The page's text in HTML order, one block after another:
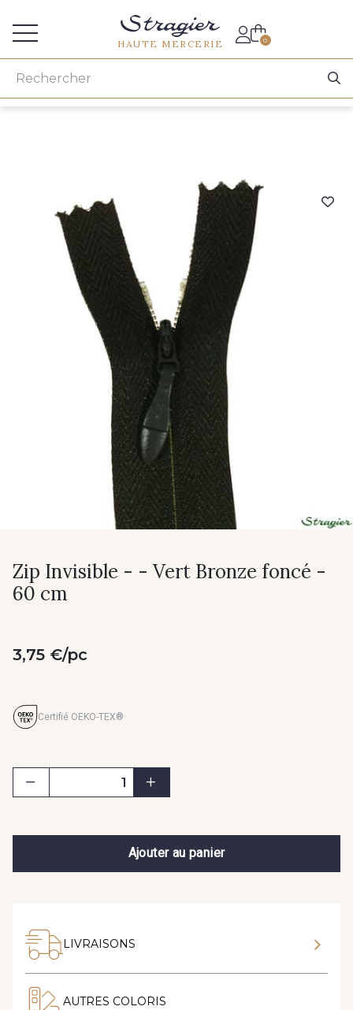
HAUTE MERCERIE 0
Zip Invisible - - Vert Bronze foncé -
60 cm
3,75 €/pc
Certifié OEKO-TEX®
Ajouter au panier
LIVRAISONS
AUTRES COLORIS